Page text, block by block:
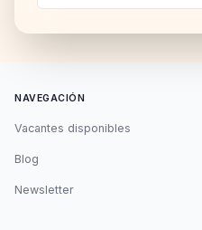
NAVEGACIÓN
Vacantes disponibles
Blog
Newsletter